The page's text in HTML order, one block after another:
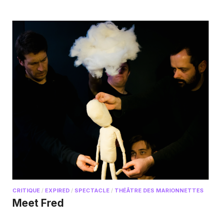
CRITIQUE / EXPIRED / SPECTACLE / THÉÂTRE DES MARIONNETTES
Meet Fred